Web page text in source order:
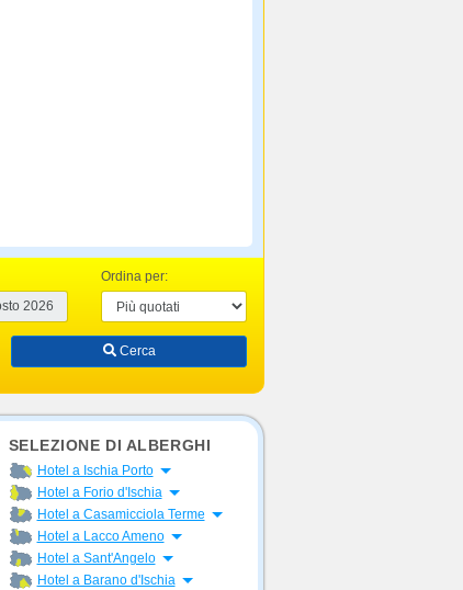
Ordina per:
Cerca
SELEZIONE DI ALBERGHI
Hotel a Ischia Porto Apri menu
Hotel a Forio d'Ischia Apri menu
Hotel a Casamicciola Terme Apri menu
Hotel a Lacco Ameno Apri menu
Hotel a Sant'Angelo Apri menu
Hotel a Barano d'Ischia Apri menu